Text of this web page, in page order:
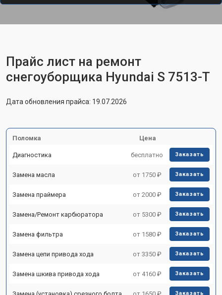
Прайс лист на ремонт
снегоуборщика Hyundai S 7513-T
Дата обновления прайса: 19.07.2026
Поломка Цена
Диагностика бесплатно Заказать
Замена масла от 1750 ₽ Заказать
Замена праймера от 2000 ₽ Заказать
Замена/Pемонт карбюратора от 5300 ₽ Заказать
Замена фильтра от 1580 ₽ Заказать
Замена цепи привода хода от 3350 ₽ Заказать
Замена шкива привода хода от 4160 ₽ Заказать
Замена (установка) срезного болта от 1650 ₽ Заказать